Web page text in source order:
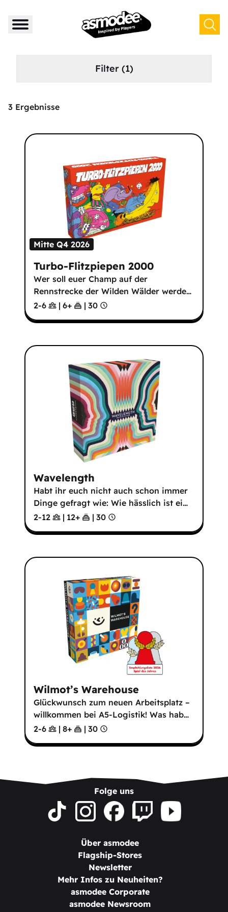
Filter (1)
3 Ergebnisse
Mitte Q4 2026
Turbo-Flitzpiepen 2000
Wer soll euer Champ auf der
Rennstrecke der Wilden Wälder werde…
2-6
| 6+ | 30
Wavelength
Habt ihr euch nicht auch schon immer
Dinge gefragt wie: Wie hässlich ist ei…
2-12
| 12+ | 30
Wilmot’s Warehouse
Glückwunsch zum neuen Arbeitsplatz –
willkommen bei A5-Logistik! Was hab…
2-6
| 8+ | 30
Folge uns
Über asmodee
Flagship-Stores
Newsletter
Mehr Infos zu Neuheiten?
asmodee Corporate
asmodee Newsroom